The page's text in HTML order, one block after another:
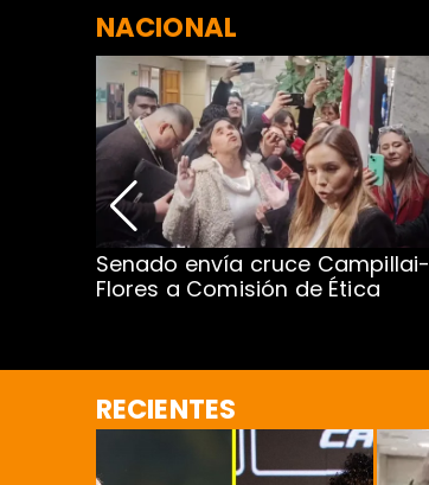
NACIONAL
Senado envía cruce Campillai-
Flores a Comisión de Ética
RECIENTES